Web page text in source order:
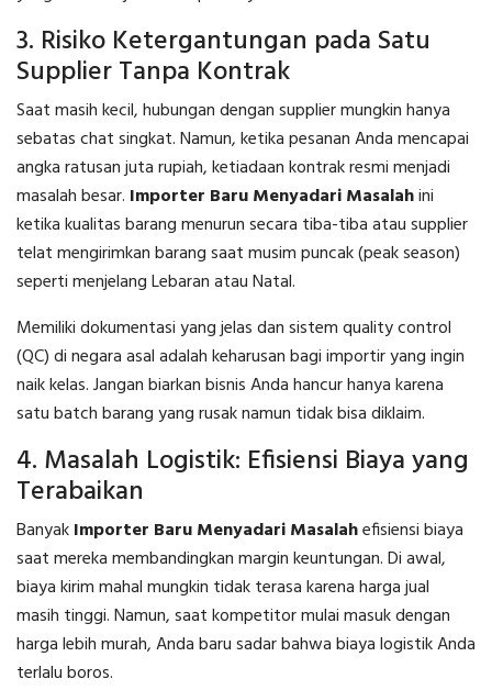
3. Risiko Ketergantungan pada Satu
Supplier Tanpa Kontrak
Saat masih kecil, hubungan dengan supplier mungkin hanya
sebatas chat singkat. Namun, ketika pesanan Anda mencapai
angka ratusan juta rupiah, ketiadaan kontrak resmi menjadi
masalah besar. Importer Baru Menyadari Masalahini
ketika kualitas barang menurun secara tiba-tiba atau supplier
telat mengirimkan barang saat musim puncak (peak season)
seperti menjelang Lebaran atau Natal.
Memiliki dokumentasi yang jelas dan sistem quality control
(QC) di negara asal adalah keharusan bagi importir yang ingin
naik kelas. Jangan biarkan bisnis Anda hancur hanya karena
satu batch barang yang rusak namun tidak bisa diklaim.
4. Masalah Logistik: Efisiensi Biaya yang
Terabaikan
BanyakImporter Baru Menyadari Masalahefisiensi biaya
saat mereka membandingkan margin keuntungan. Di awal,
biaya kirim mahal mungkin tidak terasa karena harga jual
masih tinggi. Namun, saat kompetitor mulai masuk dengan
harga lebih murah, Anda baru sadar bahwa biaya logistik Anda
terlalu boros.